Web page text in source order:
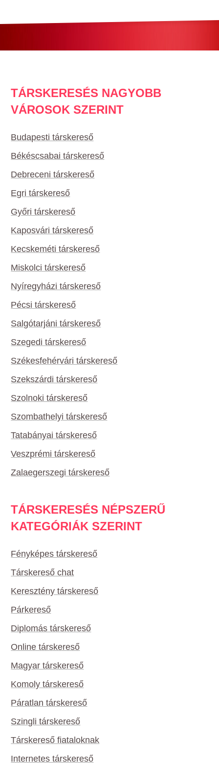
TÁRSKERESÉS NAGYOBB
VÁROSOK SZERINT
Budapesti társkereső
Békéscsabai társkereső
Debreceni társkereső
Egri társkereső
Győri társkereső
Kaposvári társkereső
Kecskeméti társkereső
Miskolci társkereső
Nyíregyházi társkereső
Pécsi társkereső
Salgótarjáni társkereső
Szegedi társkereső
Székesfehérvári társkereső
Szekszárdi társkereső
Szolnoki társkereső
Szombathelyi társkereső
Tatabányai társkereső
Veszprémi társkereső
Zalaegerszegi társkereső
TÁRSKERESÉS NÉPSZERŰ
KATEGÓRIÁK SZERINT
Fényképes társkereső
Társkereső chat
Keresztény társkereső
Párkereső
Diplomás társkereső
Online társkereső
Magyar társkereső
Komoly társkereső
Páratlan társkereső
Szingli társkereső
Társkereső fiataloknak
Internetes társkereső